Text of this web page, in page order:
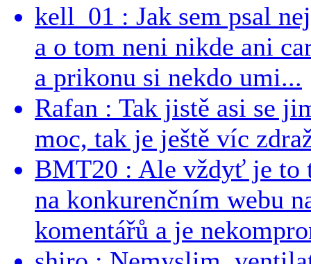
kell_01 : Jak sem psal
a o tom neni nikde ani
a prikonu si nekdo umi...
Rafan : Tak jistě asi se
moc, tak je ještě víc
BMT20 : Ale vždyť je to
na konkurenčním webu
komentářů a je